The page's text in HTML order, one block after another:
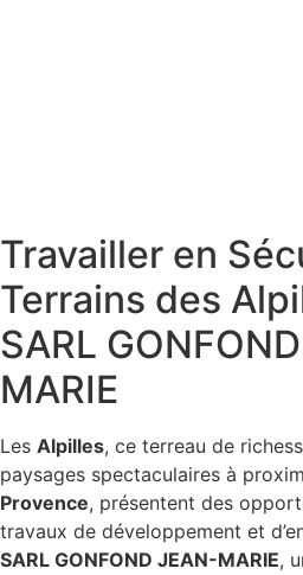
Travailler en
Terrains des
SARL
MARIE
Les Alpilles, ce terreau de
paysages spectaculaires à
Provence, présentent des
travaux de développement et
SARL GONFOND JEAN-MARIE,